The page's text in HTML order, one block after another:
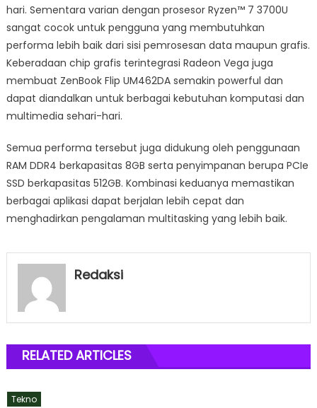
hari. Sementara varian dengan prosesor Ryzen™ 7 3700U
sangat cocok untuk pengguna yang membutuhkan
performa lebih baik dari sisi pemrosesan data maupun grafis.
Keberadaan chip grafis terintegrasi Radeon Vega juga
membuat ZenBook Flip UM462DA semakin powerful dan
dapat diandalkan untuk berbagai kebutuhan komputasi dan
multimedia sehari-hari.
Semua performa tersebut juga didukung oleh penggunaan
RAM DDR4 berkapasitas 8GB serta penyimpanan berupa PCIe
SSD berkapasitas 512GB. Kombinasi keduanya memastikan
berbagai aplikasi dapat berjalan lebih cepat dan
menghadirkan pengalaman multitasking yang lebih baik.
Redaksi
RELATED ARTICLES
Tekno